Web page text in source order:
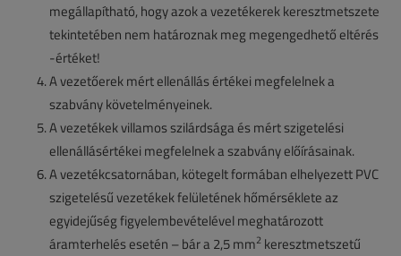
megállapítható, hogy azok a vezetékerek keresztmetszete
tekintetében nem határoznak meg megengedhető eltérés
-értéket!
A vezetőerek mért ellenállás értékei megfelelnek a
szabvány követelményeinek.
A vezetékek villamos szilárdsága és mért szigetelési
ellenállásértékei megfelelnek a szabvány előírásainak.
A vezetékcsatornában, kötegelt formában elhelyezett PVC
szigetelésű vezetékek felületének hőmérséklete az
egyidejűség figyelembevételével meghatározott
áramterhelés esetén – bár a 2,5 mm2 keresztmetszetű